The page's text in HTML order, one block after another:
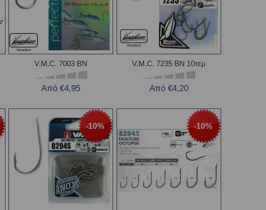
V.M.C. 7003 ΒΝ
Από €4,95
V.M.C. 7235 BN 10τεμ
Από €4,20
-10% -10%